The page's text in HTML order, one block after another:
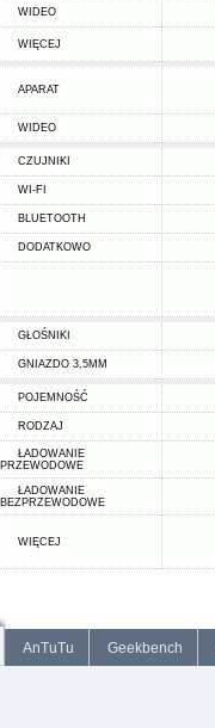
WIDEO
WIĘCEJ
APARAT
WIDEO
CZUJNIKI
WI-FI
BLUETOOTH
DODATKOWO
GŁOŚNIKI
GNIAZDO 3,5MM
POJEMNOŚĆ
RODZAJ
ŁADOWANIE
PRZEWODOWE
ŁADOWANIE
BEZPRZEWODOWE
WIĘCEJ
AnTuTu Geekbench